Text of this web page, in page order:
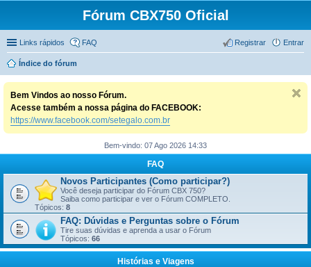
Fórum CBX750 Oficial
Links rápidos FAQ Entrar
Registrar
Índice do fórum
Bem Vindos ao nosso Fórum.
Acesse também a nossa página do FACEBOOK:
https://www.facebook.com/setegalo.com.br
Bem-vindo: 07 Ago 2026 14:33
FAQ
Novos Participantes (Como participar?)
Você deseja participar do Fórum CBX 750?
Saiba como participar e ver o Fórum COMPLETO.
Tópicos: 8
FAQ: Dúvidas e Perguntas sobre o Fórum
Tire suas dúvidas e aprenda a usar o Fórum
Tópicos: 66
Histórias e Viagens